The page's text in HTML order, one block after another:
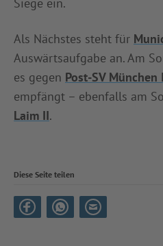
Als Nächstes steht für
Auswärtsaufgabe an. Am
es gegen Post-SV München
empfängt – ebenfalls am
Laim II.
Diese Seite teilen